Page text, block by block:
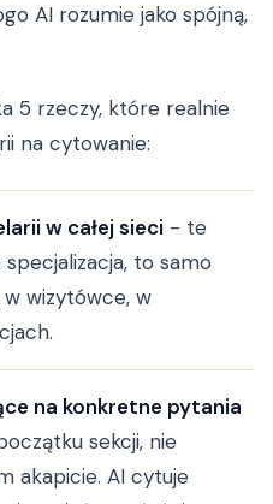
AI rozumie jako spójną,
5 rzeczy, które realnie
na cytowanie:
w całej sieci - te
to samo
w wizytówce, w
na konkretne pytania
sekcji, nie
akapicie. AI cytuje